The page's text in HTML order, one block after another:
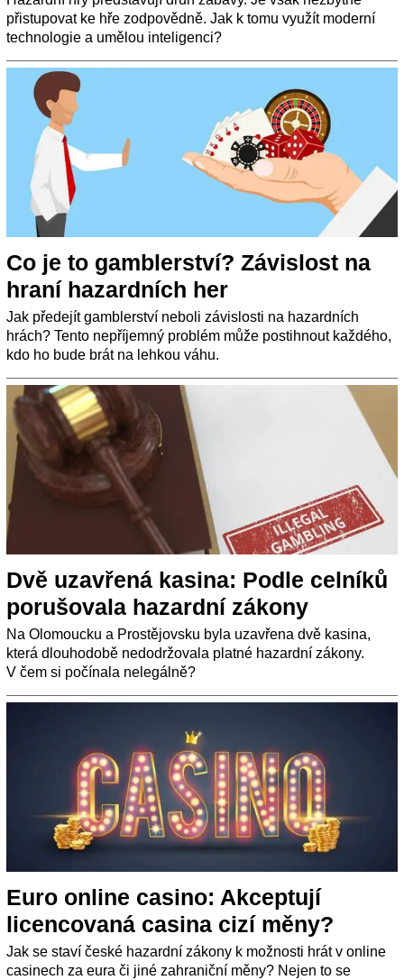
přistupovat ke hře zodpovědně. Jak k tomu využít moderní
technologie a umělou inteligenci?
Co je to gamblerství? Závislost na
hraní hazardních her
Jak předejít gamblerství neboli závislosti na hazardních
hrách? Tento nepříjemný problém může postihnout každého,
kdo ho bude brát na lehkou váhu.
Dvě uzavřená kasina: Podle celníků
porušovala hazardní zákony
Na Olomoucku a Prostějovsku byla uzavřena dvě kasina,
která dlouhodobě nedodržovala platné hazardní zákony.
V čem si počínala nelegálně?
Euro online casino: Akceptují
licencovaná casina cizí měny?
Jak se staví české hazardní zákony k možnosti hrát v online
casinech za eura či jiné zahraniční měny? Nejen to se